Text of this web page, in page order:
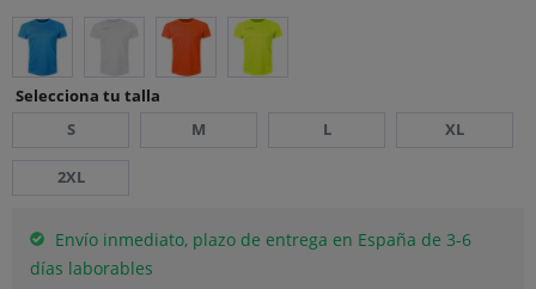
Selecciona tu talla
S
M L XL
2XL
Envío inmediato, plazo de entrega en España de 3-6
días laborables